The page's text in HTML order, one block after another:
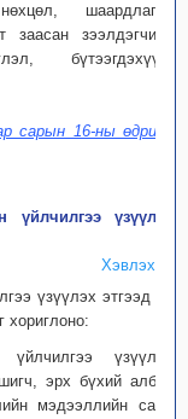
шаардлагыг
зээлдэгчийн
бүтээгдэхүүн,
сарын 16-ны өдрийн
үзүүлэх
Хэвлэх
үзүүлэх этгээд нь
хориглоно:
үзүүлэх
эрх бүхий албан
мэдээллийн санд